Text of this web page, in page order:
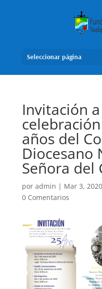
Seleccionar página
Invitación
años del
Diocesano
Señora del
por admin | Mar 3, 2020
0 Comentarios